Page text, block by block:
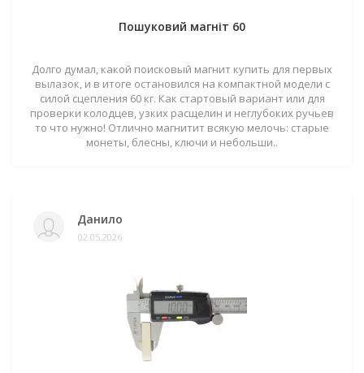
Пошуковий магніт 60
Долго думал, какой поисковый магнит купить для первых
вылазок, и в итоге остановился на компактной модели с
силой сцепления 60 кг. Как стартовый вариант или для
проверки колодцев, узких расщелин и неглубоких ручьев
то что нужно! Отлично магнитит всякую мелочь: старые
монеты, блесны, ключи и небольши..
Данило
02.05.2026